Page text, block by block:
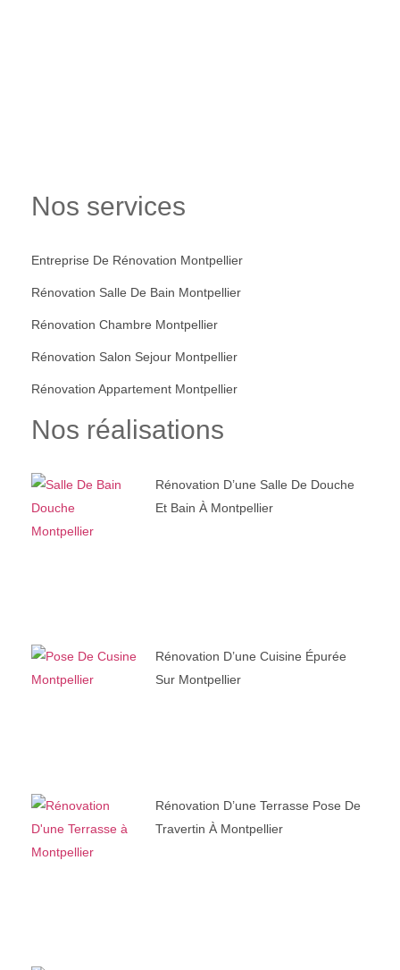
Nos services
Entreprise De Rénovation Montpellier
Rénovation Salle De Bain Montpellier
Rénovation Chambre Montpellier
Rénovation Salon Sejour Montpellier
Rénovation Appartement Montpellier
Nos réalisations
Rénovation D’une Salle De Douche
Et Bain À Montpellier
Rénovation D’une Cuisine Épurée
Sur Montpellier
Rénovation D’une Terrasse Pose De
Travertin À Montpellier